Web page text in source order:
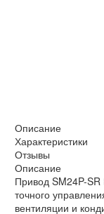
Описание
Характеристики
Отзывы
Описание
Привод SM24P-
точного
вентиляции и